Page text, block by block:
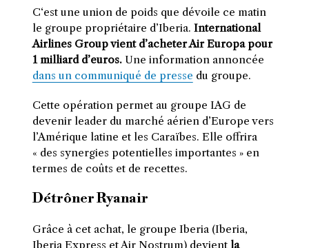
C‘est une union de poids que dévoile ce matin
le groupe propriétaire d’Iberia. International
Airlines Group vient d’acheter Air Europa pour
1 milliard d’euros.Une information annoncée
dans un communiqué de presse du groupe.
Cette opération permet au groupe IAG de
devenir leader du marché aérien d’Europe vers
l’Amérique latine et les Caraïbes. Elle offrira
« des synergies potentielles importantes » en
termes de coûts et de recettes.
Détrôner Ryanair
Grâce à cet achat, le groupe Iberia (Iberia,
Iberia Express et Air Nostrum) devient la